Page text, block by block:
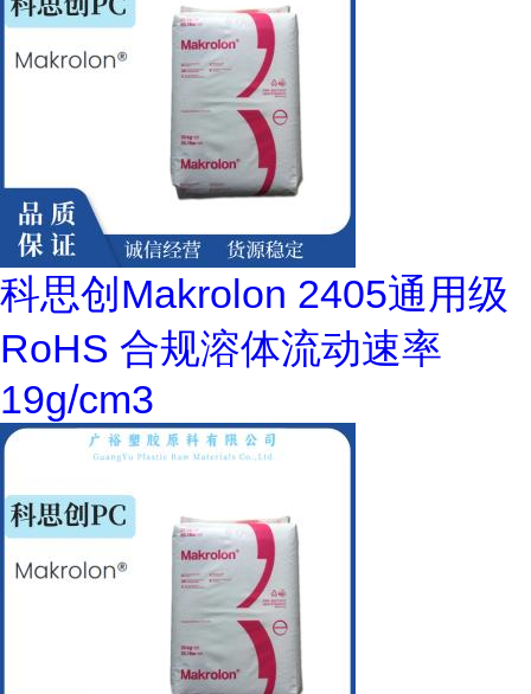
科思创Makrolon 2405通用级
RoHS 合规溶体流动速率
19g/cm3